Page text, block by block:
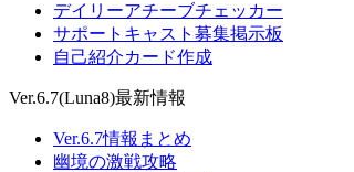
デイリーアチーブチェッカー
サポートキャスト募集掲示板
自己紹介カード作成
Ver.6.7(Luna8)最新情報
Ver.6.7情報まとめ
幽境の激戦攻略